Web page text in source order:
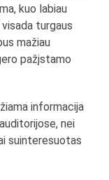
kuo labiau
turgaus
mažiau
pažįstamo
informacija
nei
suinteresuotas